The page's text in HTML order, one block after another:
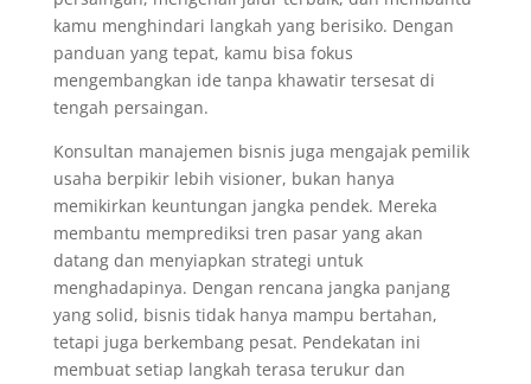
kamu menghindari langkah yang berisiko. Dengan
panduan yang tepat, kamu bisa fokus
mengembangkan ide tanpa khawatir tersesat di
tengah persaingan.
Konsultan manajemen bisnis juga mengajak pemilik
usaha berpikir lebih visioner, bukan hanya
memikirkan keuntungan jangka pendek. Mereka
membantu memprediksi tren pasar yang akan
datang dan menyiapkan strategi untuk
menghadapinya. Dengan rencana jangka panjang
yang solid, bisnis tidak hanya mampu bertahan,
tetapi juga berkembang pesat. Pendekatan ini
membuat setiap langkah terasa terukur dan